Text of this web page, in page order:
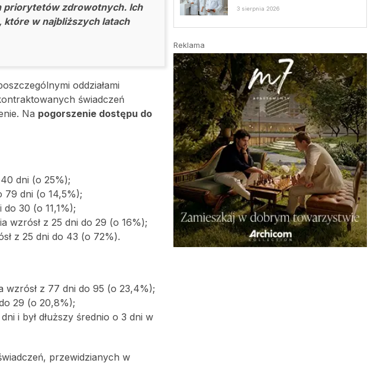
priorytetów zdrowotnych. Ich
które w najbliższych latach
oddziałami
świadczeń
Na pogorszenie dostępu do
dni (o 25%);
79 dni (o 14,5%);
30 (o 11,1%);
wzrósł z 25 dni do 29 (o 16%);
z 25 dni do 43 (o 72%).
wzrósł z 77 dni do 95 (o 23,4%);
29 (o 20,8%);
i był dłuższy średnio o 3 dni w
przewidzianych w
3 sierpnia 2026
Reklama